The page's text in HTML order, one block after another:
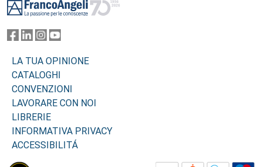
LA TUA OPINIONE
CATALOGHI
CONVENZIONI
LAVORARE CON NOI
LIBRERIE
INFORMATIVA PRIVACY
ACCESSIBILITÁ